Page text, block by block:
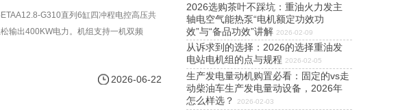
G310直列6缸四冲程电控高压共
输出400KW电力。机组支持一机双频
2026-06-22
2026选购茶叶不踩坑：重油火力发主
轴电空气能热泵“电机额定功效功
效”与“备品功效”讲解 2026-02-09
从诉求到的选择：2026的选择重油发
电站电机组的点与规程 2026-02-05
生产发电量动机购置必看：固定的vs走
动柴油车生产发电量动设备，2026年
怎么样选？
2026-02-03